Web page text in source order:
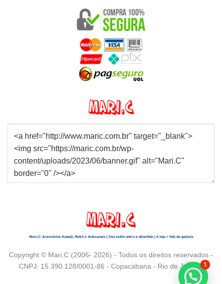
Mari.C: Acessórios Kawaii, Retrô e Artesanais | Seu estilo único e divertido | A loja + fofa da galáxia
Copyright © Mari.C (2006- 2026) - Todos os direitos reservados -
CNPJ: 15.390.128/0001-86 - Copacabana - Rio de Janeiro 1